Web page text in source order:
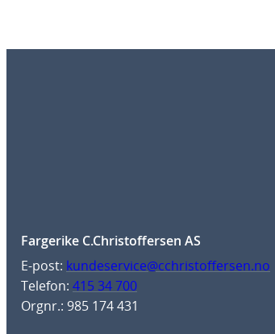
Fargerike C.Christoffersen AS
E-post: kundeservice@cchristoffersen.no
Telefon: 415 34 700
Orgnr.: 985 174 431